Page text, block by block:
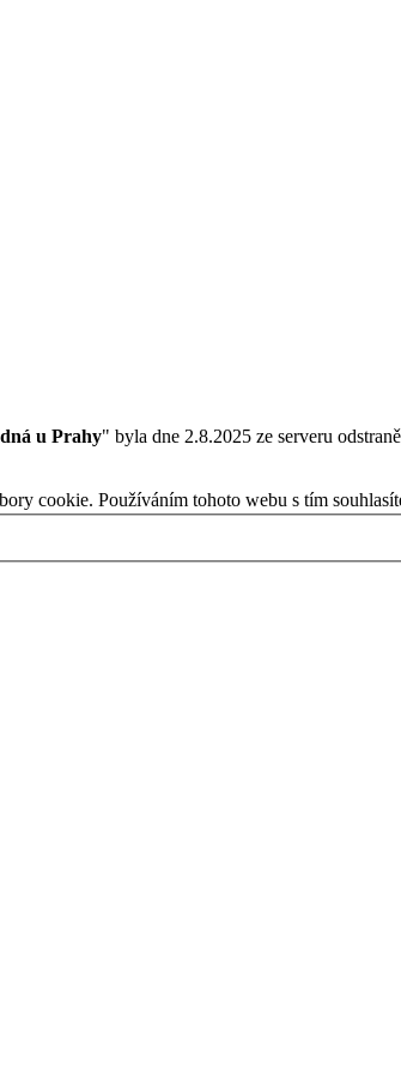
u Prahy" byla dne 2.8.2025 ze serveru
cookie. Používáním tohoto webu s tím